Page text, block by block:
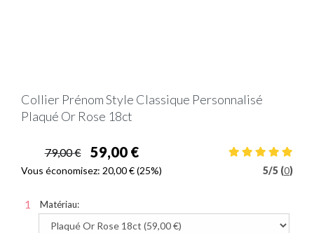
Collier Prénom Style Classique Personnalisé
Plaqué Or Rose 18ct
79,00 € 59,00 €
Vous économisez: 20,00 €(25%) 5/5 (0)
Matériau: